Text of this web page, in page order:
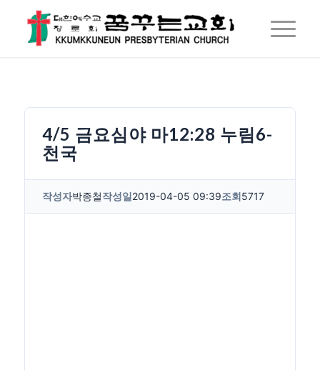
4/5 금요심야 마12:28 누림6-
천국
작성자박종철작성일2019-04-05 09:39조회5717